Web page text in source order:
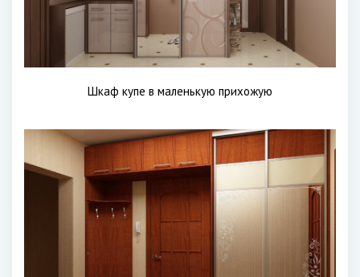
Шкаф купе в маленькую прихожую